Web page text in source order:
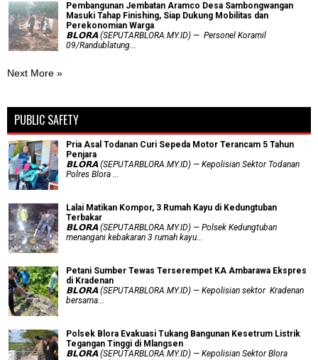
Pembangunan Jembatan Aramco Desa Sambongwangan
Masuki Tahap Finishing, Siap Dukung Mobilitas dan
Perekonomian Warga
𝗕𝗟𝗢𝗥𝗔 (SEPUTARBLORA.MY.ID) — Personel Koramil
09/Randublatung...
Next More »
PUBLIC SAFETY
Pria Asal Todanan Curi Sepeda Motor Terancam 5 Tahun
Penjara
𝗕𝗟𝗢𝗥𝗔 (SEPUTARBLORA.MY.ID) — Kepolisian Sektor Todanan
Polres Blora ...
Lalai Matikan Kompor, 3 Rumah Kayu di Kedungtuban
Terbakar
𝗕𝗟𝗢𝗥𝗔 (SEPUTARBLORA.MY.ID) — Polsek Kedungtuban
menangani kebakaran 3 rumah kayu...
Petani Sumber Tewas Terserempet KA Ambarawa Ekspres
di Kradenan
𝗕𝗟𝗢𝗥𝗔 (SEPUTARBLORA.MY.ID) — Kepolisian sektor Kradenan
bersama...
Polsek Blora Evakuasi Tukang Bangunan Kesetrum Listrik
Tegangan Tinggi di Mlangsen
𝗕𝗟𝗢𝗥𝗔 (SEPUTARBLORA.MY.ID) — Kepolisian Sektor Blora